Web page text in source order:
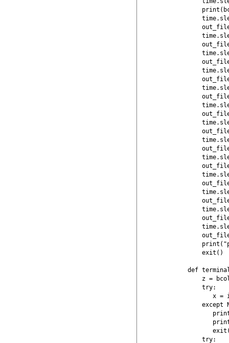
    exit()
def
z =
    try:
x =
except
    try: